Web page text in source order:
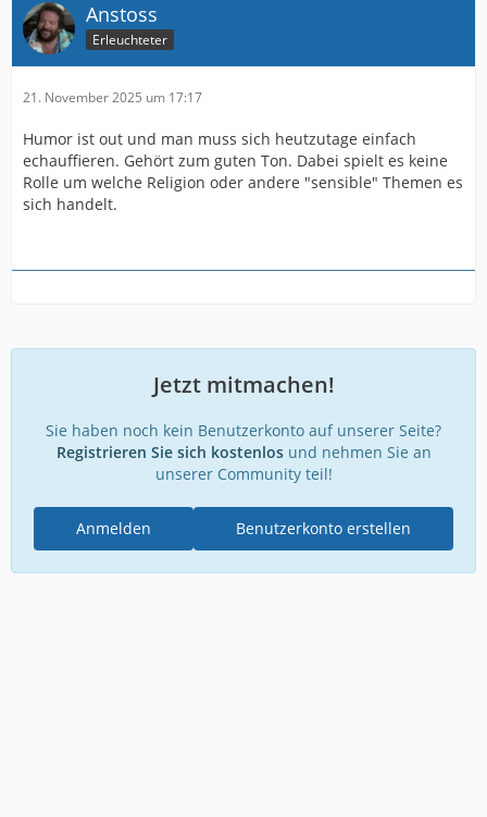
Anstoss
Erleuchteter
21. November 2025 um 17:17
Humor ist out und man muss sich heutzutage einfach
echauffieren. Gehört zum guten Ton. Dabei spielt es keine
Rolle um welche Religion oder andere "sensible" Themen es
sich handelt.
Jetzt mitmachen!
Sie haben noch kein Benutzerkonto auf unserer Seite?
Registrieren Sie sich kostenlosund nehmen Sie an
unserer Community teil!
Benutzerkonto erstellen
Anmelden